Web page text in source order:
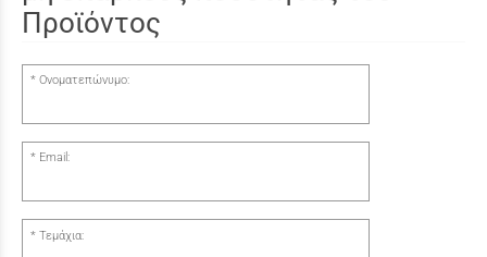
Προϊόντος
Ονοματεπώνυμο:
Email:
Τεμάχια: